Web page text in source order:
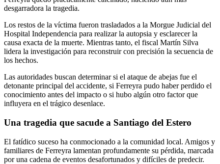
desgarradora la tragedia.
Los restos de la víctima fueron trasladados a la Morgue Judicial del
Hospital Independencia para realizar la autopsia y esclarecer la
causa exacta de la muerte. Mientras tanto, el fiscal Martín Silva
lidera la investigación para reconstruir con precisión la secuencia de
los hechos.
Las autoridades buscan determinar si el ataque de abejas fue el
detonante principal del accidente, si Ferreyra pudo haber perdido el
conocimiento antes del impacto o si hubo algún otro factor que
influyera en el trágico desenlace.
Una tragedia que sacude a Santiago del Estero
El fatídico suceso ha conmocionado a la comunidad local. Amigos y
familiares de Ferreyra lamentan profundamente su pérdida, marcada
por una cadena de eventos desafortunados y difíciles de predecir.